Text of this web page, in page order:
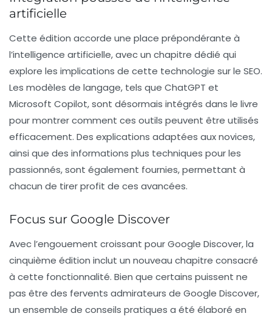
artificielle
Cette édition accorde une place prépondérante à
l’intelligence artificielle, avec un chapitre dédié qui
explore les implications de cette technologie sur le SEO.
Les modèles de langage, tels que ChatGPT et
Microsoft Copilot, sont désormais intégrés dans le livre
pour montrer comment ces outils peuvent être utilisés
efficacement. Des explications adaptées aux novices,
ainsi que des informations plus techniques pour les
passionnés, sont également fournies, permettant à
chacun de tirer profit de ces avancées.
Focus sur Google Discover
Avec l’engouement croissant pourGoogle Discover, la
cinquième édition inclut un nouveau chapitre consacré
à cette fonctionnalité. Bien que certains puissent ne
pas être des fervents admirateurs de Google Discover,
un ensemble de conseils pratiques a été élaboré en